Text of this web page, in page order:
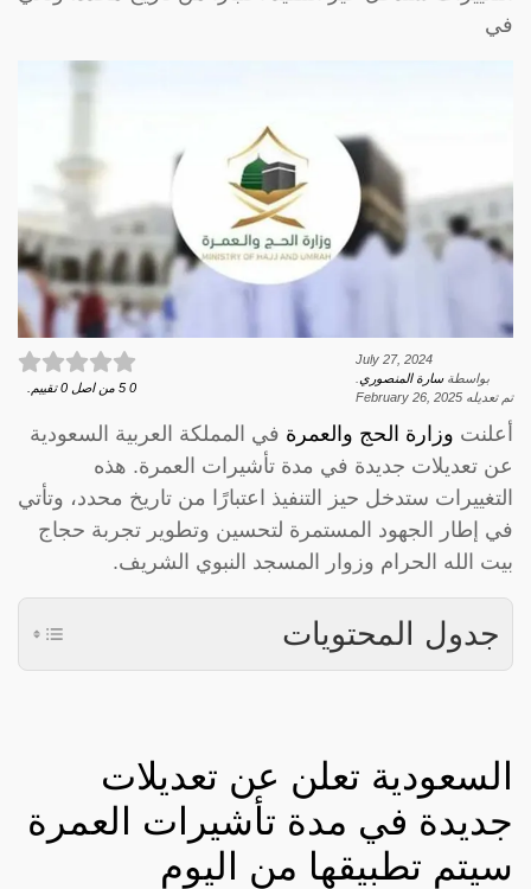
في
July 27, 2024
بواسطةسارة المنصوري
تم تعديله February 26, 2025
0
5 من اصل 0 تقييم.
أعلنت وزارة الحج والعمرة في المملكة العربية السعودية
عن تعديلات جديدة في مدة تأشيرات العمرة. هذه
التغييرات ستدخل حيز التنفيذ اعتبارًا من تاريخ محدد، وتأتي
في إطار الجهود المستمرة لتحسين وتطوير تجربة حجاج
بيت الله الحرام وزوار المسجد النبوي الشريف.
جدول المحتويات
السعودية تعلن عن تعديلات
جديدة في مدة تأشيرات العمرة
سيتم تطبيقها من اليوم